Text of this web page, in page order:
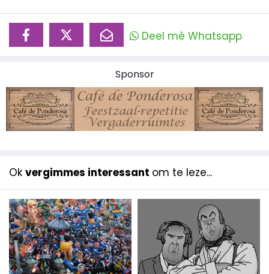
Deel mè Whatsapp
Sponsor
Ok vergimmes interessant om te leze...